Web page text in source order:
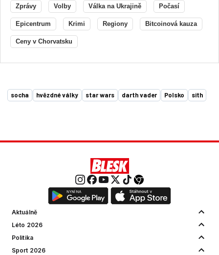
Zprávy Volby Válka na Ukrajině Počasí
Epicentrum Krimi Regiony Bitcoinová kauza
Ceny v Chorvatsku
socha hvězdné války star wars darth vader Polsko sith
Aktuálně
Léto 2026
Politika
Sport 2026